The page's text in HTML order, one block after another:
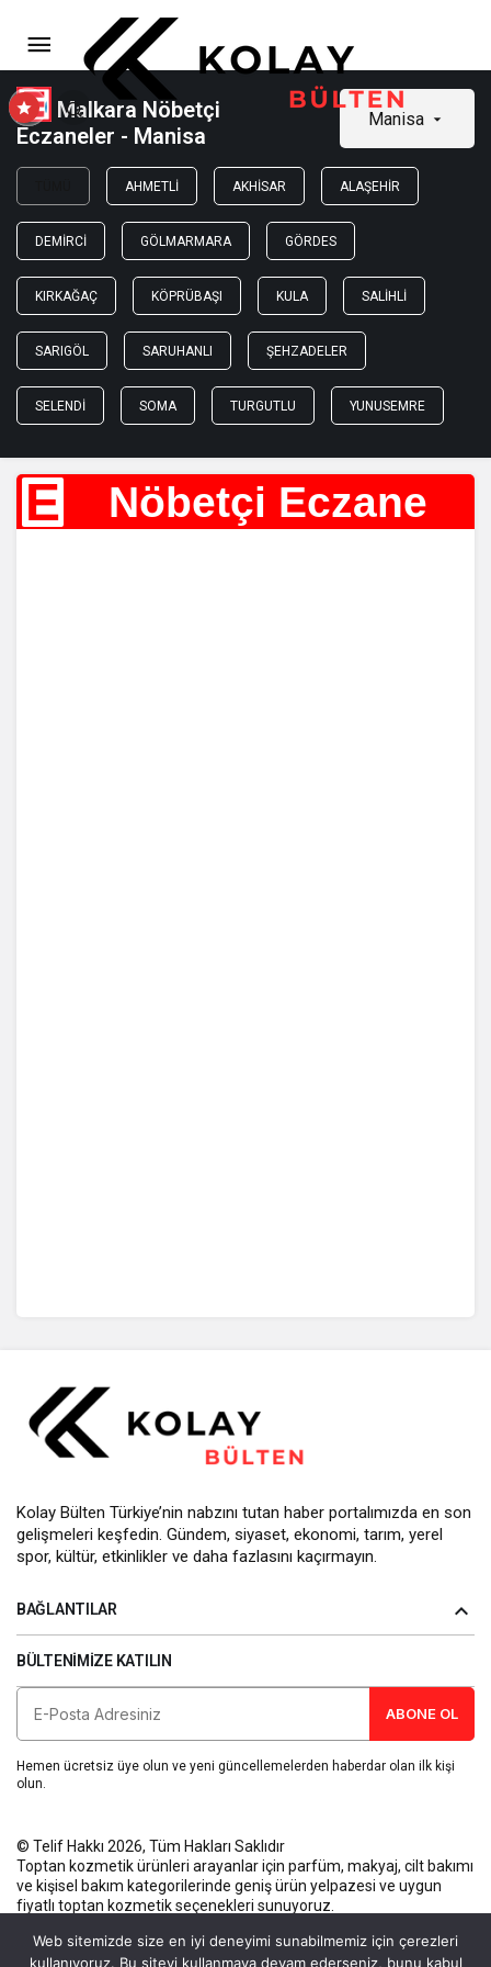
Malkara Nöbetçi
Eczaneler - Manisa
Manisa
AHMETLI AKHISAR ALAŞEHIR
DEMIRCI GÖLMARMARA GÖRDES
KIRKAĞAÇ KÖPRÜBAŞI KULA SALIHLI
SARIGÖL SARUHANLI ŞEHZADELER
SELENDI SOMA TURGUTLU YUNUSEMRE
E Nöbetçi Eczane
Kolay Bülten Türkiye’nin nabzını tutan haber portalımızda en son
gelişmeleri keşfedin. Gündem, siyaset, ekonomi, tarım, yerel
spor, kültür, etkinlikler ve daha fazlasını kaçırmayın.
BAĞLANTILAR
BÜLTENIMIZE KATILIN
ABONE OL
Hemen ücretsiz üye olun ve yeni güncellemelerden haberdar olan ilk kişi
olun.
© Telif Hakkı 2026, Tüm Hakları Saklıdır
Toptan kozmetik ürünleri arayanlar için parfüm, makyaj, cilt bakımı
ve kişisel bakım kategorilerinde geniş ürün yelpazesi ve uygun
fiyatlı toptan kozmetik seçenekleri sunuyoruz.
Web sitemizde size en iyi deneyimi sunabilmemiz için çerezleri
kullanıyoruz. Bu siteyi kullanmaya devam ederseniz, bunu kabul